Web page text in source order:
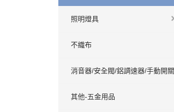
照明燈具
不織布
消音器/安全閥/鋁調速器/手動開關
其他-五金用品